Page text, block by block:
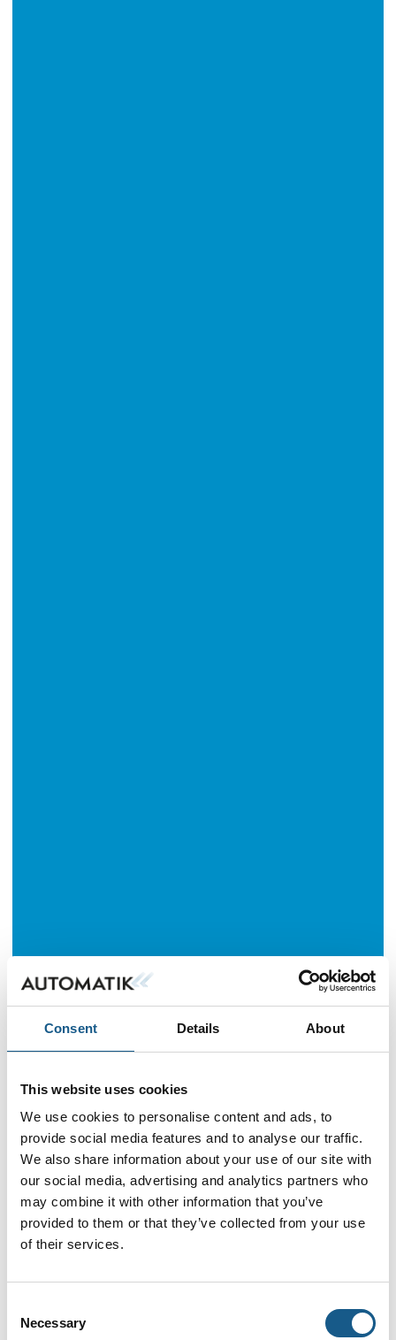
Consent Details About
This website uses cookies
We use cookies to personalise content and ads, to
provide social media features and to analyse our traffic.
We also share information about your use of our site with
our social media, advertising and analytics partners who
may combine it with other information that you’ve
provided to them or that they’ve collected from your use
of their services.
Selection
Necessary